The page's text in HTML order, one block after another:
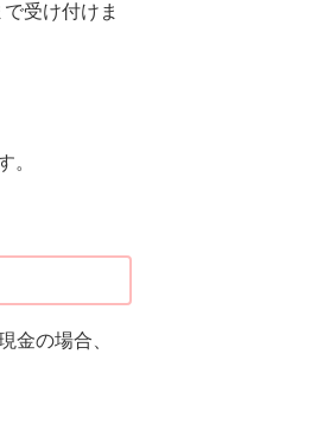
受け付けま
。
金の場合、